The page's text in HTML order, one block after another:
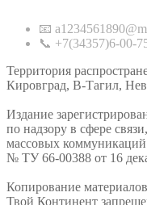
📧
📞 +7(34357)6-00-
Территория
Кировград, В-Тагил,
Издание
по надзору в сфере
массовых
№ ТУ 66-00388 от 16
Копирование
Твой Континент